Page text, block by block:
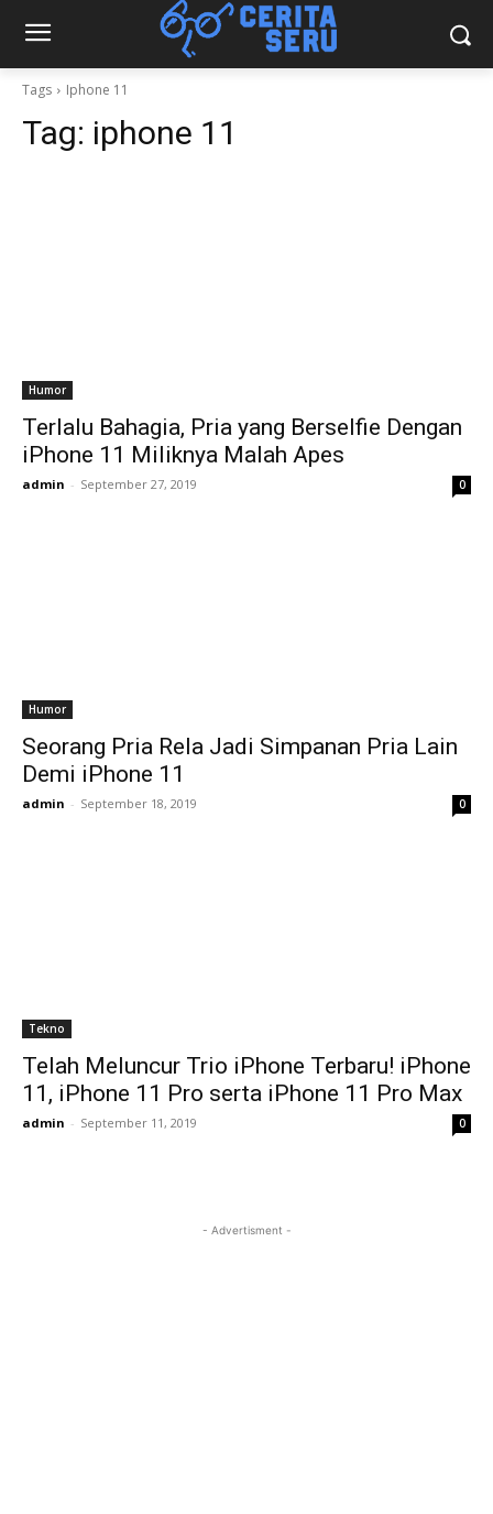
Tags Iphone 11
Tag: iphone 11
Humor
Terlalu Bahagia, Pria yang Berselfie Dengan
iPhone 11 Miliknya Malah Apes
admin - September 27, 2019 0
Humor
Seorang Pria Rela Jadi Simpanan Pria Lain
Demi iPhone 11
admin - September 18, 2019 0
Tekno
Telah Meluncur Trio iPhone Terbaru! iPhone
11, iPhone 11 Pro serta iPhone 11 Pro Max
admin - September 11, 2019 0
- Advertisment -